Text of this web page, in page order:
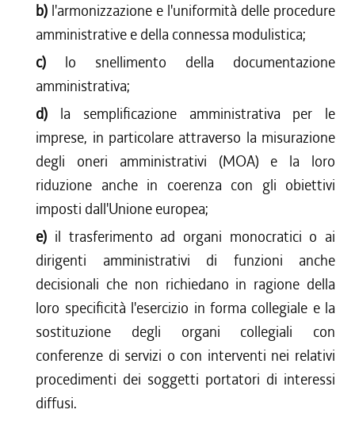
b) l'armonizzazione e l'uniformità delle procedure
amministrative e della connessa modulistica;
c) lo snellimento della documentazione
amministrativa;
d) la semplificazione amministrativa per le
imprese, in particolare attraverso la misurazione
degli oneri amministrativi (MOA) e la loro
riduzione anche in coerenza con gli obiettivi
imposti dall'Unione europea;
e) il trasferimento ad organi monocratici o ai
dirigenti amministrativi di funzioni anche
decisionali che non richiedano in ragione della
loro specificità l'esercizio in forma collegiale e la
sostituzione degli organi collegiali con
conferenze di servizi o con interventi nei relativi
procedimenti dei soggetti portatori di interessi
diffusi.